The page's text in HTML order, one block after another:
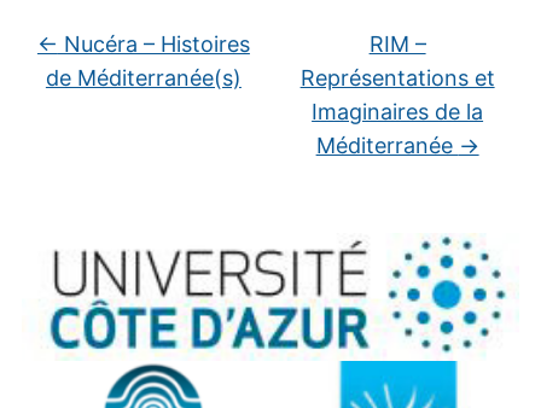
← Nucéra – Histoires
de Méditerranée(s)
RIM –
Représentations et
Imaginaires de la
Méditerranée →